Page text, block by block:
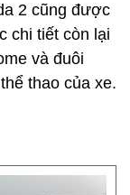
2 cũng được
chi tiết còn lại
và đuôi
thao của xe.